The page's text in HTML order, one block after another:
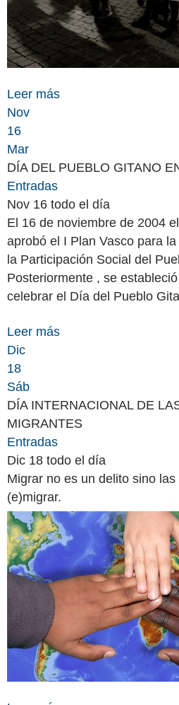
Leer más
Nov
16
Mar
DÍA DEL PUEBLO GITANO
Entradas
Nov 16 todo el día
El 16 de noviembre de 2004
aprobó el I Plan Vasco para
la Participación Social del
Posteriormente , se
celebrar el Día del Pueblo
Leer más
Dic
18
Sáb
DÍA INTERNACIONAL DE
MIGRANTES
Entradas
Dic 18 todo el día
Migrar no es un delito sino
(e)migrar.